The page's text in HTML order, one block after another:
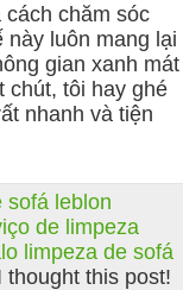
chăm sóc
này luôn mang lại
gian xanh mát
chút, tôi hay ghé
nhanh và tiện
sofá leblon
de limpeza
limpeza de sofá
thought this post!